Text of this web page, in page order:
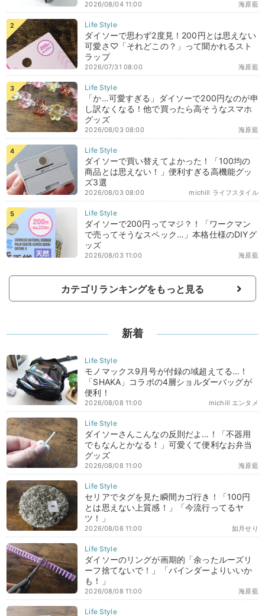
海原藍
2026/08/04 11:00
ダイソーで思わず2度見！200円とは思えない
可愛さ♡「それどこの？」って聞かれるスト
ラップ
海原藍
2026/07/31 08:00
「か…可愛すぎる」ダイソーで200円なのが申
し訳なくなる！他で買ったら高そうなスマホ
グッズ
海原藍
2026/08/03 08:00
ダイソーで買い替えてよかった！「100均の
商品とは思えない！」便利すぎる高機能グッ
ズ3選
michill ライフスタイル
2026/08/03 08:00
ダイソーで200円ってマジ？！「ワークマン
で売ってそうなスペック…」本格仕様のDIYグ
ッズ
海原藍
2026/08/03 11:00
カテゴリランキングをもっと見る
新着
モノマックス9月号が付録の域超えてる…！
「SHAKA」コラボの4層ショルダーバッグが
便利！
michill エンタメ
2026/08/08 11:00
ダイソーさんこんなの反則だよ…！「不器用
でもなんとかなる！」可愛くて便利なお弁当
グッズ
海原藍
2026/08/08 11:00
セリアでタグを見た瞬間カゴ行き！「100円
とは思えない上質感！」「今流行ってるヤ
ツ！」
如月せり
2026/08/08 11:00
ダイソーのリングが画期的「余ったルーズリ
ーフ捨てないで！」「バインダーよりいいか
も！」
海原藍
2026/08/08 11:00